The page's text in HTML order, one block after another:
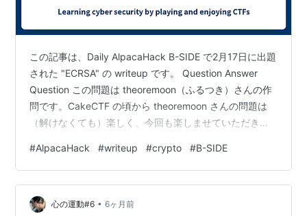
この記事は、Daily AlpacaHack B-SIDE で2月17日に出題
された "ECRSA" の writeup です。 Question Answer
Question この問題は theoremoon（ふるつき）さんの作
問です。CakeCTF の頃から theoremoon さんの問題は
（解けなくても）楽しく、今回も楽しませていただきま
以下の2つが含まれています。 「task.sage」 import os
# secp521r1 patemeter p = 0x01fffffffffffffffff…
#AlpacaHack #writeup #crypto #B-SIDE
心の運動#6 • 6ヶ月前